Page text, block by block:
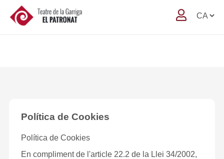
Política de Cookies
Política de Cookies
En compliment de l'article 22.2 de la Llei 34/2002,